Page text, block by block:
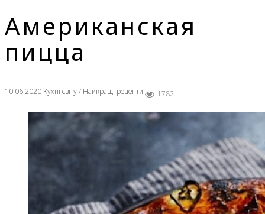
Американская
пицца
10.06.2020 Кухні світу / Найкращі рецепти 1782